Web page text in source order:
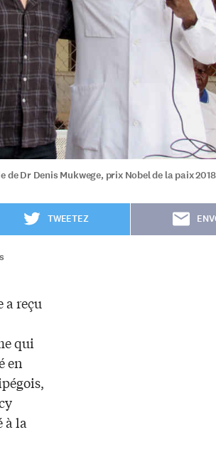
Dr Denis Mukwege, prix Nobel de la paix
TWEETEZ
a reçu
qui
en
à la